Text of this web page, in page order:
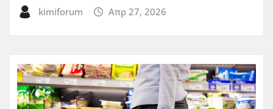
kimiforum Απρ 27, 2026